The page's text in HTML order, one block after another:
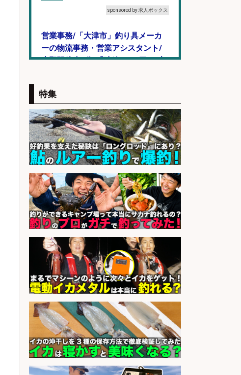
sponsored by 求人ボックス
営業事務/「大津市」釣り具メーカ
ーの物流事務・営業アシスタント/
小野駅徒歩6分/「時給1,300円」/大
sponsored by 求人ボックス
精肉・青果・鮮魚販売/「志布志
市」お魚のカットや商品の陳列スタ
ッフ/志布志市/「時給1,150円〜」/
未経験歓迎×残業少なめ×車通勤OK/
鹿児島県
会社名 株式会社ホットスタッフ鹿児島
sponsored by 求人ボックス
レジ打ち/日払いOK/おさかなの三枚
おろし/新潟県/小千谷市
会社名 株式会社G&G
sponsored by 求人ボックス
日払いOKで即日収入/ライン作業員/
「堺市堺区」 未経験歓迎/入社祝金
10万円/堺市堺区の工場で自転車部
品や釣り具の組立/日払いOK&土日
祝休みで年間休日126日
特集